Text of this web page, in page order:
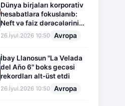
Dünya birjaları korporativ
hesabatlara fokuslanıb:
Neft və faiz dərəcələrinin
təsiri altında cari vəziyyət
26.İyul.2026 10:50 Avropa
İbay Llanosun "La Velada
del Año 6" boks gecəsi
rekordları alt-üst etdi
26.İyul.2026 10:50 Avropa